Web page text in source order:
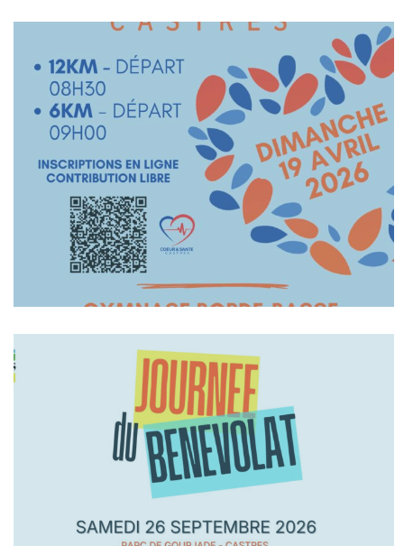
En Savoir +
En Savoir +